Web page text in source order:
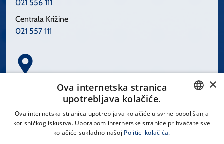
021 556 111
Centrala Križine
021 557 111
Spinčićeva 1, 21000 Split
CROATIAN
×
Ova internetska stranica
upotrebljava kolačiće.
Ova internetska stranica upotrebljava kolačiće u svrhe poboljšanja
korisničkog iskustva. Uporabom internetske stranice prihvaćate sve
kolačiće sukladno našoj Politici kolačića.